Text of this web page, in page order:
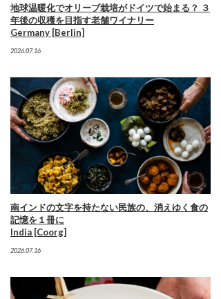
地球温暖化でオリーブ栽培がドイツで始まる？ ３
年後の収穫を目指す老舗ワイナリー
Germany [Berlin]
2026.07.16
南インドの文字を持たない民族の、消えゆく食の
記憶を１冊に
India [Coorg]
2026.07.16